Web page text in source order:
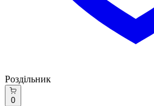
Роздільник
0